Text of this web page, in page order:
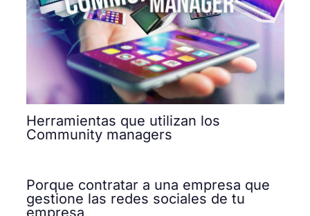
Herramientas que utilizan los
Community managers
Porque contratar a una empresa que
gestione las redes sociales de tu
empresa